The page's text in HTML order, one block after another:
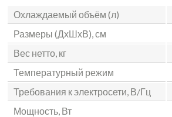
Охлаждаемый объём (л)
Размеры (ДхШхВ), см
Вес нетто, кг
Температурный режим
Требования к электросети, В/Гц
Мощность, Вт